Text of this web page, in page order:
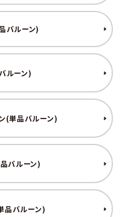
録
バルーン)
ルーン)
(単品バルーン)
バルーン)
品バルーン)